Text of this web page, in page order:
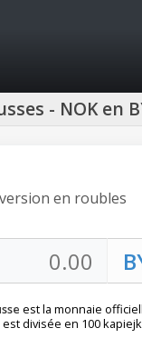
- NOK en
en roubles
est la monnaie
divisée en 100